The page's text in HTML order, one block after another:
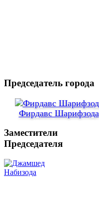
Председатель города
Фирдавс Шарифзода
Заместители
Председателя